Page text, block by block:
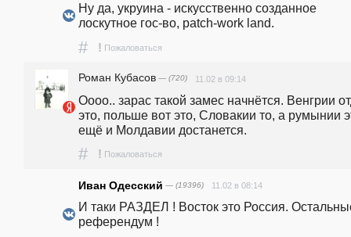
Ну да, укруина - искусственно созданное
лоскутное гос-во, patch-work land.
# ! Пожаловаться
Роман Кубасов — (720) 11.02 в 09:14
Оооо.. зарас такой замес начнётся. Венгрии
это, польше вот это, Словакии то, а румынии
ещё и Молдавии достанется.
# ! Пожаловаться
Иван Одесский — (19396) 11.02 в 08:14
И таки РАЗДЕЛ ! Восток это Россия.
референдум !